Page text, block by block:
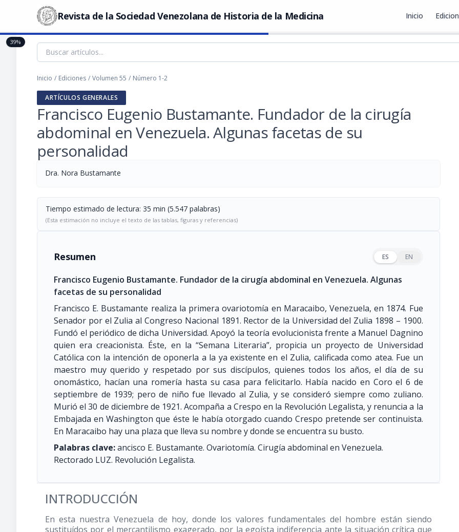
Revista de la Sociedad Venezolana de Historia de la Medicina Inicio
Inicio / Ediciones / Volumen 55 / Número 1-2
ARTÍCULOS GENERALES
Francisco Eugenio Bustamante. Fundador de la cirugía
abdominal en Venezuela. Algunas facetas de su
personalidad
Dra. Nora Bustamante
Tiempo estimado de lectura: 35 min (5.547 palabras)
(Esta estimación no incluye el texto de las tablas, figuras y referencias)
Resumen ES EN
Francisco Eugenio Bustamante. Fundador de la cirugía abdominal en Venezuela. Algunas
facetas de su personalidad
Francisco E. Bustamante realiza la primera ovariotomía en Maracaibo, Venezuela, en 1874. Fue
Senador por el Zulia al Congreso Nacional 1891. Rector de la Universidad del Zulia 1898 – 1900.
Fundó el periódico de dicha Universidad. Apoyó la teoría evolucionista frente a Manuel Dagnino
quien era creacionista. Éste, en la “Semana Literaria”, propicia un proyecto de Universidad
Católica con la intención de oponerla a la ya existente en el Zulia, calificada como atea. Fue un
maestro muy querido y respetado por sus discípulos, quienes todos los años, el día de su
onomástico, hacían una romería hasta su casa para felicitarlo. Había nacido en Coro el 6 de
septiembre de 1939; pero de niño fue llevado al Zulia, y se consideró siempre como zuliano.
Murió el 30 de diciembre de 1921. Acompaña a Crespo en la Revolución Legalista, y renuncia a la
Embajada en Washington que éste le había otorgado cuando Crespo pretende ser continuista.
En Maracaibo hay una plaza que lleva su nombre y donde se encuentra su busto.
Palabras clave:ancisco E. Bustamante. Ovariotomía. Cirugía abdominal en Venezuela.
Rectorado LUZ. Revolución Legalista.
INTRODUCCIÓN
En esta nuestra Venezuela de hoy, donde los valores fundamentales del hombre están siendo
sustituídos por el mercantilismo exagerado, por la egoísta indiferencia ante la situación crítica que
39%